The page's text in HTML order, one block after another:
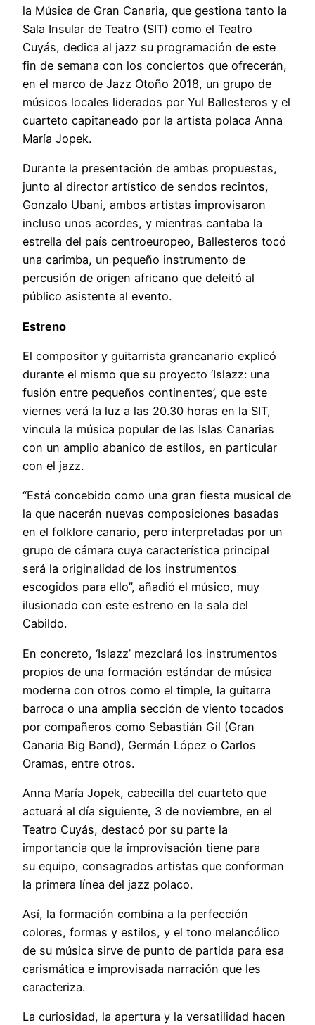
la Música de Gran Canaria, que gestiona tanto la
Sala Insular de Teatro (SIT) como el Teatro
Cuyás, dedica al jazz su programación de este
fin de semana con los conciertos que ofrecerán,
en el marco de Jazz Otoño 2018, un grupo de
músicos locales liderados por Yul Ballesteros y el
cuarteto capitaneado por la artista polaca Anna
María Jopek.
Durante la presentación de ambas propuestas,
junto al director artístico de sendos recintos,
Gonzalo Ubani, ambos artistas improvisaron
incluso unos acordes, y mientras cantaba la
estrella del país centroeuropeo, Ballesteros tocó
una carimba, un pequeño instrumento de
percusión de origen africano que deleitó al
público asistente al evento.
Estreno
El compositor y guitarrista grancanario explicó
durante el mismo que su proyecto ‘Islazz: una
fusión entre pequeños continentes’, que este
viernes verá la luz a las 20.30 horas en la SIT,
vincula la música popular de las Islas Canarias
con un amplio abanico de estilos, en particular
con el jazz.
“Está concebido como una gran fiesta musical de
la que nacerán nuevas composiciones basadas
en el folklore canario, pero interpretadas por un
grupo de cámara cuya característica principal
será la originalidad de los instrumentos
escogidos para ello”, añadió el músico, muy
ilusionado con este estreno en la sala del
Cabildo.
En concreto, ‘Islazz’ mezclará los instrumentos
propios de una formación estándar de música
moderna con otros como el timple, la guitarra
barroca o una amplia sección de viento tocados
por compañeros como Sebastián Gil (Gran
Canaria Big Band), Germán López o Carlos
Oramas, entre otros.
Anna María Jopek, cabecilla del cuarteto que
actuará al día siguiente, 3 de noviembre, en el
Teatro Cuyás, destacó por su parte la
importancia que la improvisación tiene para
su equipo, consagrados artistas que conforman
la primera línea del jazz polaco.
Así, la formación combina a la perfección
colores, formas y estilos, y el tono melancólico
de su música sirve de punto de partida para esa
carismática e improvisada narración que les
caracteriza.
La curiosidad, la apertura y la versatilidad hacen